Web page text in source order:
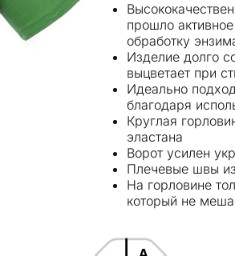
прошло
обработку
Изделие долго
выцветает при
Идеально
благодаря
Круглая
эластана
Ворот усилен
Плечевые швы
На горловине
который не